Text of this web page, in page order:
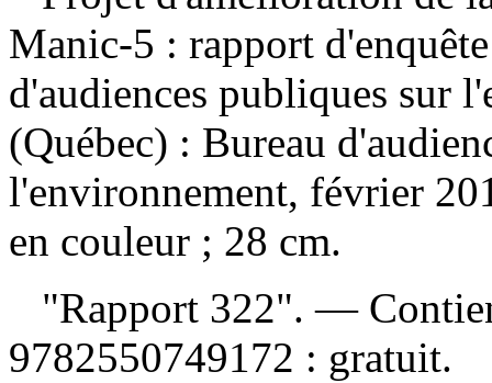
Manic-5 : rapport
d'audiences publiques sur
(Québec) : Bureau
l'environnement, février
en couleur ; 28 cm.
"Rapport 322". —
9782550749172 : gratuit.